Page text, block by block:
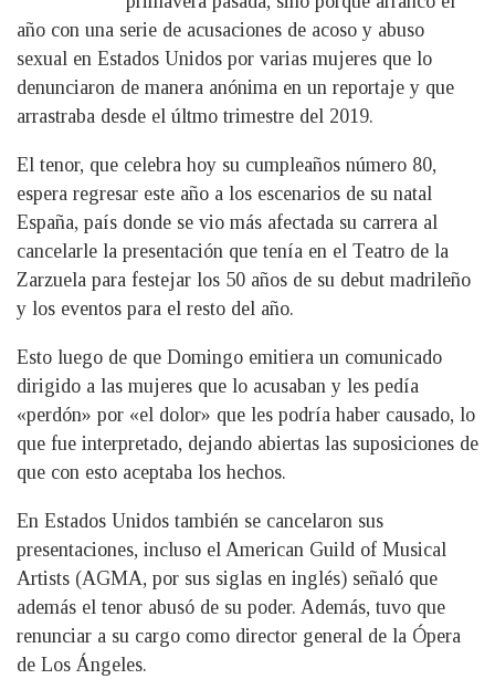
año con una serie de acusaciones de acoso y abuso
sexual en Estados Unidos por varias mujeres que lo
denunciaron de manera anónima en un reportaje y que
arrastraba desde el últmo trimestre del 2019.
El tenor, que celebra hoy su cumpleaños número 80,
espera regresar este año a los escenarios de su natal
España, país donde se vio más afectada su carrera al
cancelarle la presentación que tenía en el Teatro de la
Zarzuela para festejar los 50 años de su debut madrileño
y los eventos para el resto del año.
Esto luego de que Domingo emitiera un comunicado
dirigido a las mujeres que lo acusaban y les pedía
«perdón» por «el dolor» que les podría haber causado, lo
que fue interpretado, dejando abiertas las suposiciones de
que con esto aceptaba los hechos.
En Estados Unidos también se cancelaron sus
presentaciones, incluso el American Guild of Musical
Artists (AGMA, por sus siglas en inglés) señaló que
además el tenor abusó de su poder. Además, tuvo que
renunciar a su cargo como director general de la Ópera
de Los Ángeles.